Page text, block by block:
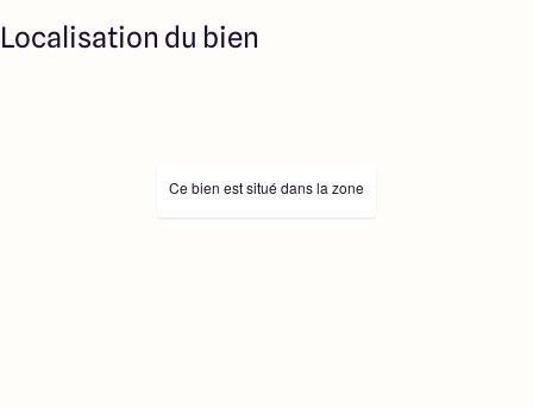
Localisation du bien
Ce bien est situé dans la zone